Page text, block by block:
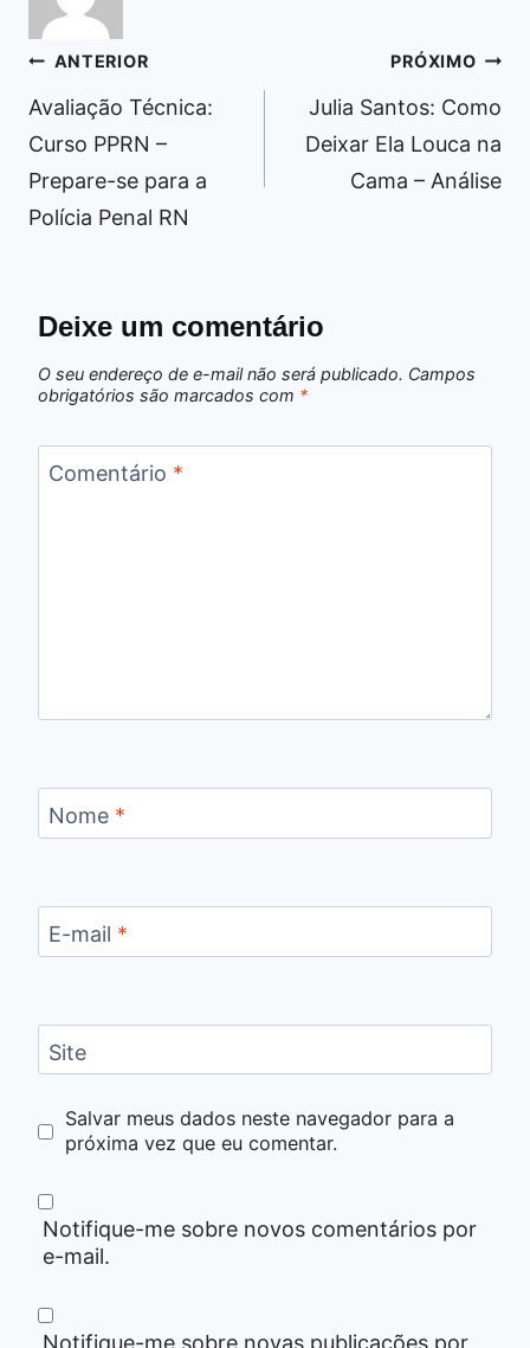
Navegação
de
Post
ANTERIOR
Avaliação Técnica:
Curso PPRN –
Prepare-se para a
Polícia Penal RN
PRÓXIMO
Julia Santos: Como
Deixar Ela Louca na
Cama – Análise
Deixe um comentário
O seu endereço de e-mail não será publicado. Campos
obrigatórios são marcados com *
Comentário *
Nome *
E-mail *
Site
Salvar meus dados neste navegador para a
próxima vez que eu comentar.
Notifique-me sobre novos comentários por
e-mail.